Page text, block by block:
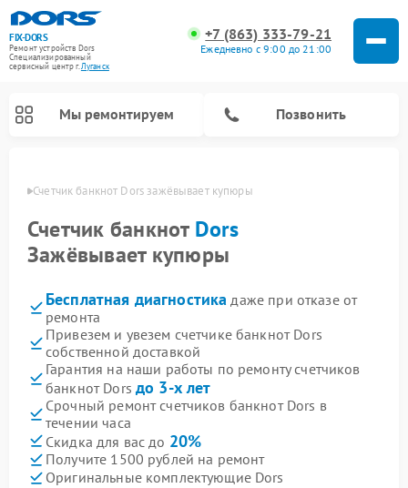
FIX-DORS
Ремонт устройств Dors
Специализированный
cервисный центр г.Луганск
+7 (863) 333-79-21
Ежедневно с 9:00 до 21:00
Мы ремонтируем Позвонить
Счетчик банкнот Dors зажёвывает купюры
Счетчик банкнот Dors
Зажёвывает купюры
Бесплатная диагностика даже при отказе от
ремонта
Привезем и увезем счетчике банкнот Dors
собственной доставкой
Гарантия на наши работы по ремонту счетчиков
банкнот Dors до 3-х лет
Срочный ремонт счетчиков банкнот Dors в
течении часа
Скидка для вас до 20%
Получите 1500 рублей на ремонт
Оригинальные комплектующие Dors